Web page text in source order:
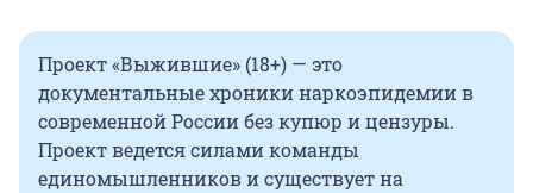
Проект «Выжившие» (18+) — это
документальные хроники наркоэпидемии в
современной России без купюр и цензуры.
Проект ведется силами команды
единомышленников и существует на